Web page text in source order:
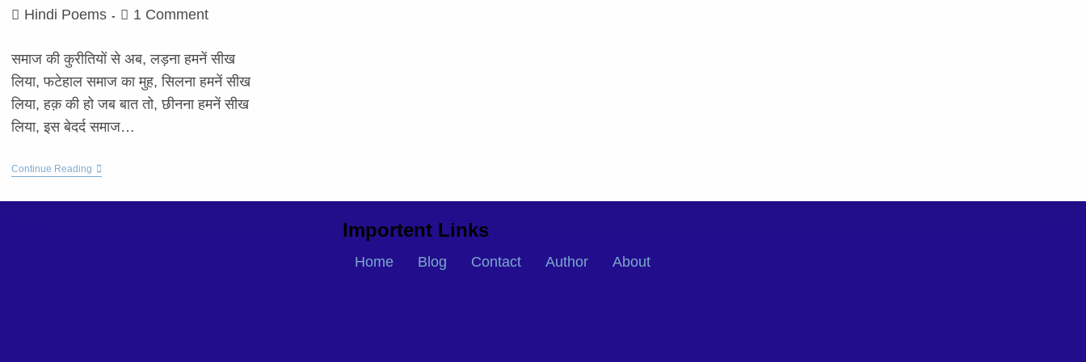
Hindi Poems 1 Comment
समाज की कुरीतियों से अब, लड़ना हमनें सीख
लिया, फटेहाल समाज का मुह, सिलना हमनें सीख
लिया, हक़ की हो जब बात तो, छीनना हमनें सीख
लिया, इस बेदर्द समाज…
Continue Reading
Importent Links
Home Blog Contact Author About